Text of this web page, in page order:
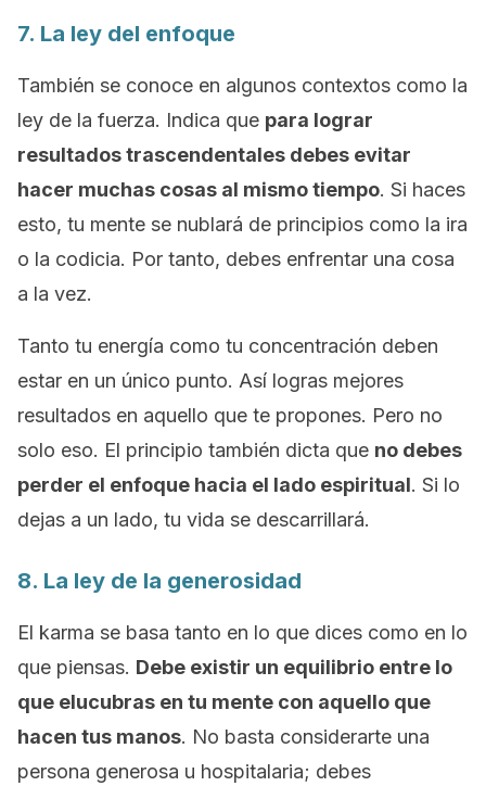
7. La ley del enfoque
También se conoce en algunos contextos como la
ley de la fuerza. Indica que para lograr
resultados trascendentales debes evitar
hacer muchas cosas al mismo tiempo. Si haces
esto, tu mente se nublará de principios como la ira
o la codicia. Por tanto, debes enfrentar una cosa
a la vez.
Tanto tu energía como tu concentración deben
estar en un único punto. Así logras mejores
resultados en aquello que te propones. Pero no
solo eso. El principio también dicta que no debes
perder el enfoque hacia el lado espiritual. Si lo
dejas a un lado, tu vida se descarrillará.
8. La ley de la generosidad
El karma se basa tanto en lo que dices como en lo
que piensas. Debe existir un equilibrio entre lo
que elucubras en tu mente con aquello que
hacen tus manos. No basta considerarte una
persona generosa u hospitalaria; debes